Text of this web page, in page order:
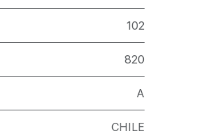
102
820
A
CHILE